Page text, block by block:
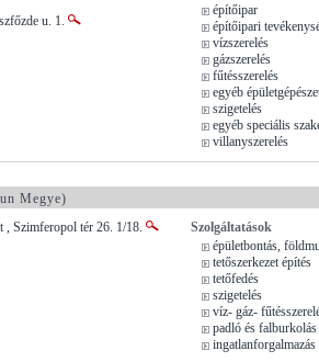
u. 1.
építőipar
építőipari
vízszerelés
gázszerelés
fűtésszerelés
egyéb
szigetelés
egyéb speciális
villanyszerelés
Megye)
, Szimferopol tér 26. 1/18.
Szolgáltatások
épületbontás,
tetőszerkezet építés
tetőfedés
szigetelés
víz- gáz-
padló és falburkolás
ingatlanforgalmazás